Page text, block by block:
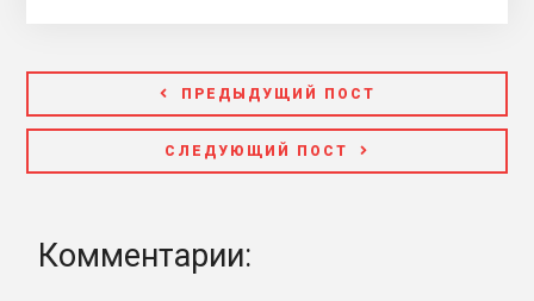
ПРЕДЫДУЩИЙ ПОСТ
СЛЕДУЮЩИЙ ПОСТ
Комментарии: